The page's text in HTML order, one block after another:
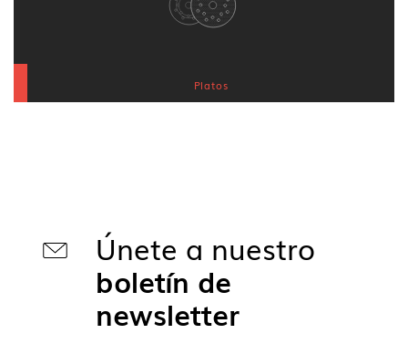
Platos
Únete a nuestro
boletín de
newsletter